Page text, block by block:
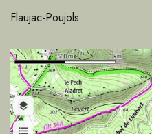
Flaujac-Poujols